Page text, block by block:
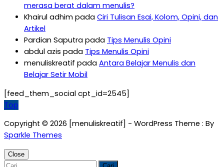
merasa berat dalam menulis?
Khairul adhim pada Ciri Tulisan Esai, Kolom, Opini, dan
Artikel
Pardian Saputra pada Tips Menulis Opini
abdul azis pada Tips Menulis Opini
menuliskreatif pada Antara Belajar Menulis dan
Belajar Setir Mobil
[feed_them_social cpt_id=2545]
Top
Copyright © 2026 [menuliskreatif] - WordPress Theme : By
Sparkle Themes
Close
Cari